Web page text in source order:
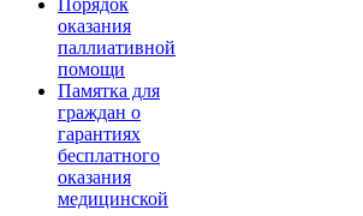
оказания
паллиативной
помощи
Памятка для
граждан о
гарантиях
бесплатного
оказания
медицинской